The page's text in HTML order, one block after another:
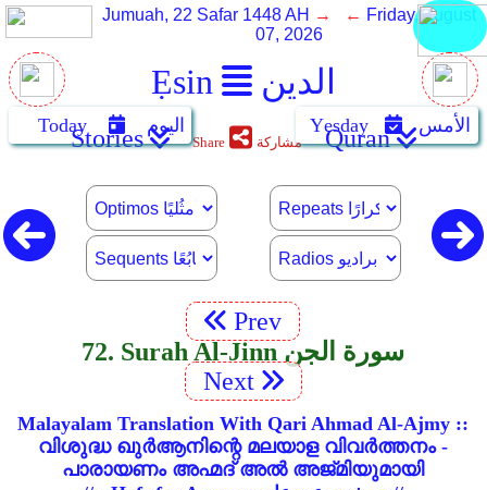
Ẹsin الدين
Jumuah, 22 Safar 1448 AH → ← Friday, August
07, 2026
Today اليوم Yẹsday الأمس Stories Share مشاركة Quran
Prev
72. Surah Al-Jinn سورة الجن
Next
Malayalam Translation With Qari Ahmad Al-Ajmy ::
വിശുദ്ധ ഖുർആനിന്റെ മലയാള വിവർത്തനം -
പാരായണം അഹ്മദ് അൽ അജ്മിയുമായി